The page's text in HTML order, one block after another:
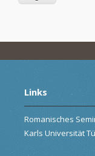
Links
Romanisches
Karls Universität